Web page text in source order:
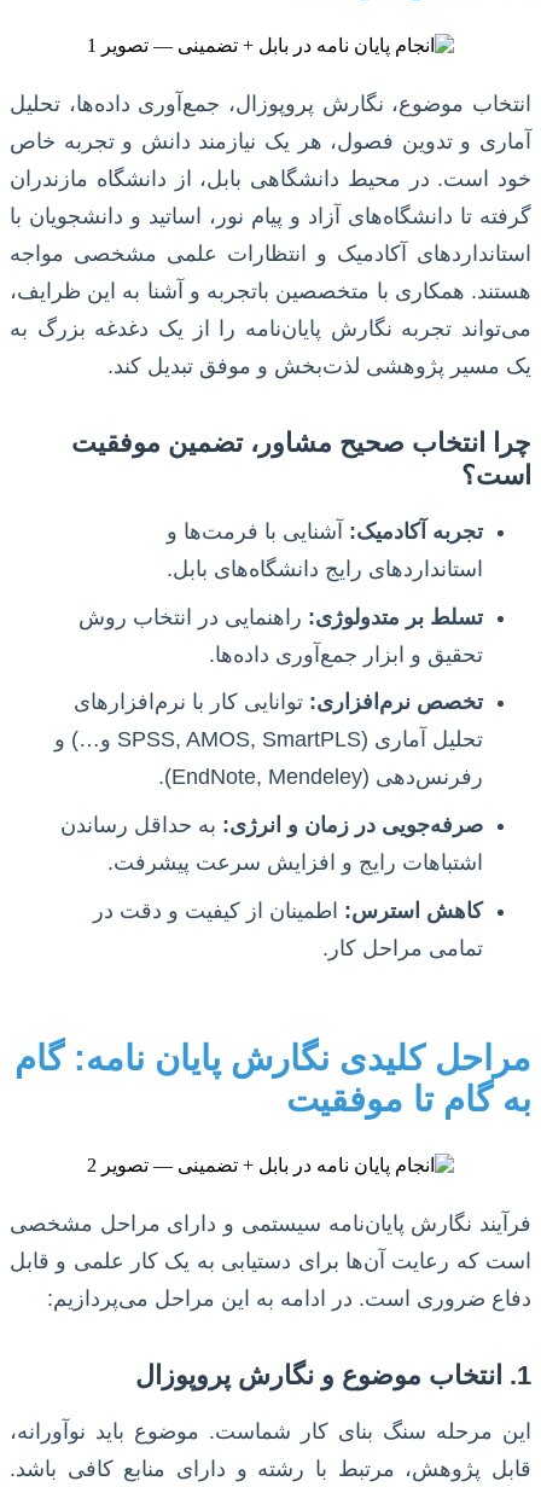
انتخاب موضوع، نگارش پروپوزال، جمع‌آوری داده‌ها، تحلیل
آماری و تدوین فصول، هر یک نیازمند دانش و تجربه خاص
خود است. در محیط دانشگاهی بابل، از دانشگاه مازندران
گرفته تا دانشگاه‌های آزاد و پیام نور، اساتید و دانشجویان با
استانداردهای آکادمیک و انتظارات علمی مشخصی مواجه
هستند. همکاری با متخصصین باتجربه و آشنا به این ظرایف،
می‌تواند تجربه نگارش پایان‌نامه را از یک دغدغه بزرگ به
یک مسیر پژوهشی لذت‌بخش و موفق تبدیل کند.
چرا انتخاب صحیح مشاور، تضمین موفقیت
است؟
تجربه آکادمیک: آشنایی با فرمت‌ها و
استانداردهای رایج دانشگاه‌های بابل.
تسلط بر متدولوژی: راهنمایی در انتخاب روش
تحقیق و ابزار جمع‌آوری داده‌ها.
تخصص نرم‌افزاری: توانایی کار با نرم‌افزارهای
تحلیل آماری (SPSS, AMOS, SmartPLS و…) و
رفرنس‌دهی (EndNote, Mendeley).
صرفه‌جویی در زمان و انرژی: به حداقل رساندن
اشتباهات رایج و افزایش سرعت پیشرفت.
کاهش استرس: اطمینان از کیفیت و دقت در
تمامی مراحل کار.
مراحل کلیدی نگارش پایان نامه: گام
به گام تا موفقیت
فرآیند نگارش پایان‌نامه سیستمی و دارای مراحل مشخصی
است که رعایت آن‌ها برای دستیابی به یک کار علمی و قابل
دفاع ضروری است. در ادامه به این مراحل می‌پردازیم:
1. انتخاب موضوع و نگارش پروپوزال
این مرحله سنگ بنای کار شماست. موضوع باید نوآورانه،
قابل پژوهش، مرتبط با رشته و دارای منابع کافی باشد.